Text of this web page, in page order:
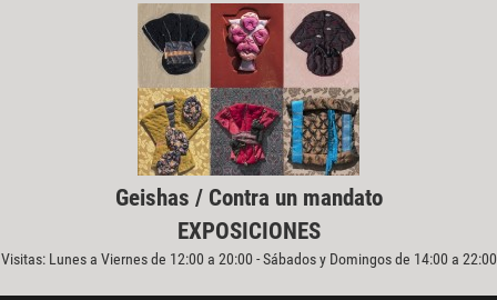
Geishas / Contra un mandato
EXPOSICIONES
Visitas: Lunes a Viernes de 12:00 a 20:00 - Sábados y Domingos de 14:00 a 22:00